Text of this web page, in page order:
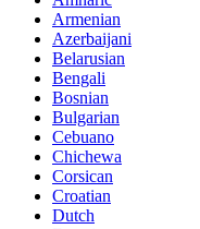
Armenian
Azerbaijani
Belarusian
Bengali
Bosnian
Bulgarian
Cebuano
Chichewa
Corsican
Croatian
Dutch